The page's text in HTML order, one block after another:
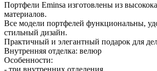
Портфели Eminsa изготовлены из
материалов.
Все модели портфелей функциональны,
стильный дизайн.
Практичный и элегантный подарок для
Внутренняя отделка: велюр
Особенности: